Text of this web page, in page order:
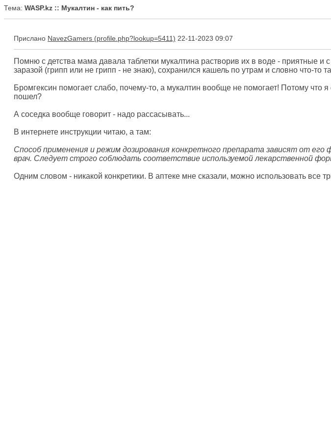
Тема: WASP.kz :: Мукалтин - как пить?
Прислано NavezGamers 22-11-2023 09:07
Помню с детства мама давала таблетки мукалтина растворив их в воде - приятные
заразой (грипп или не грипп - не знаю), сохранился кашель по утрам и словно что-то
Бромгексин помогает слабо, почему-то, а мукалтин вообще не помогает! Потому что
пошел?
А соседка вообще говорит - надо рассасывать...
В интернете инструкции читаю, а там:
Способ применения и режим дозирования конкретного препарата зависят от
врач. Следует строго соблюдать соответствие используемой лекарственной
Одним словом - никакой конкретики. В аптеке мне сказали, можно использовать все